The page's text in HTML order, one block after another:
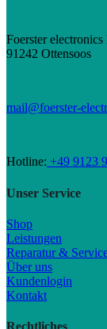
Foerster
91242 Ottensoos
mail@foerster-
Hotline: +49 9123
Unser Service
Shop
Leistungen
Reparatur &
Über uns
Kundenlogin
Kontakt